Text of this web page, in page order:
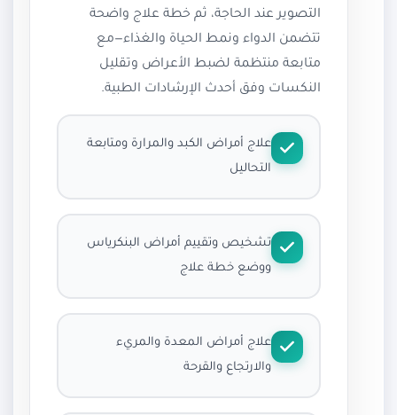
التصوير عند الحاجة، ثم خطة علاج واضحة
تتضمن الدواء ونمط الحياة والغذاء—مع
متابعة منتظمة لضبط الأعراض وتقليل
النكسات وفق أحدث الإرشادات الطبية.
علاج أمراض الكبد والمرارة ومتابعة
التحاليل
تشخيص وتقييم أمراض البنكرياس
ووضع خطة علاج
علاج أمراض المعدة والمريء
والارتجاع والقرحة